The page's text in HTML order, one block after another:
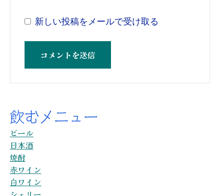
新しい投稿をメールで受け取る
飲むメニュー
ビール
日本酒
焼酎
赤ワイン
白ワイン